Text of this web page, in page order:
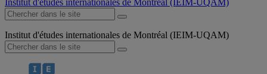
Institut d'études internationales de Montréal (IEIM-UQAM)
Institut d'études internationales de Montréal (IEIM-UQAM)